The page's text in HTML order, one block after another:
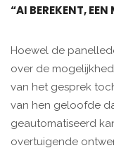
“AI BEREKENT,
Hoewel de
over de
van het gesprek
van hen geloofde
geautomatiseerd
overtuigende